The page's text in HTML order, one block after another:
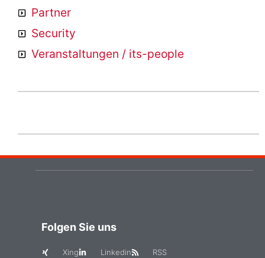
Partner
Security
Veranstaltungen / its-people
Folgen Sie uns
Xing Linkedin RSS